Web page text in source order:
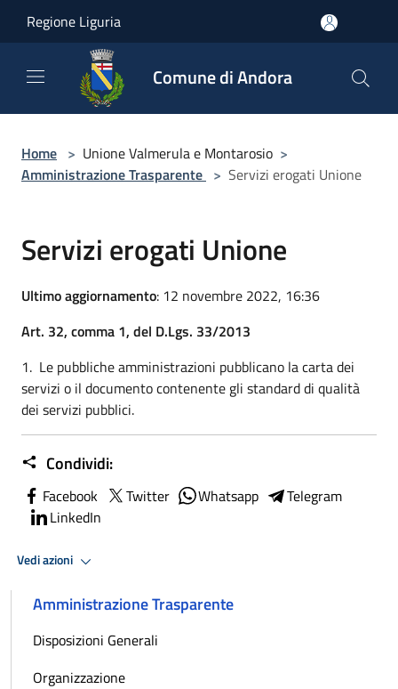
Regione Liguria
Comune di Andora
Home > Unione Valmerula e Montarosio >
Amministrazione Trasparente > Servizi erogati Unione
Servizi erogati Unione
Ultimo aggiornamento: 12 novembre 2022, 16:36
Art. 32, comma 1, del D.Lgs. 33/2013
1. Le pubbliche amministrazioni pubblicano la carta dei
servizi o il documento contenente gli standard di qualità
dei servizi pubblici.
Condividi:
Facebook Twitter Whatsapp
Telegram
LinkedIn
Vedi azioni
Amministrazione Trasparente
Disposizioni Generali
Organizzazione